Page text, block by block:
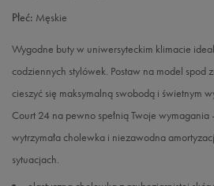
Płeć: Męskie
Wygodne buty w uniwersyteckim klimacie
codziennych stylówek. Postaw na model spod
cieszyć się maksymalną swobodą i świetnym
Court 24 na pewno spełnią Twoje
wytrzymała cholewka i niezawodna
sytuacjach.